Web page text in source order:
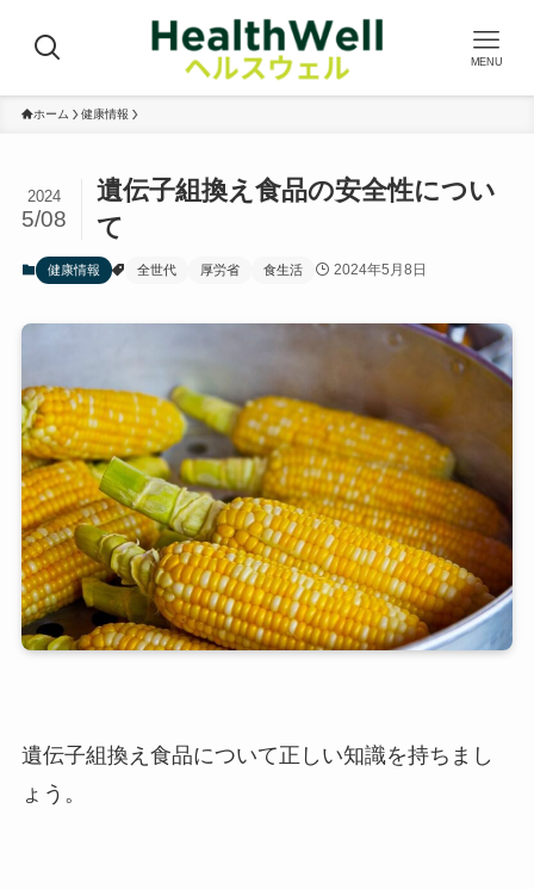
MENU
ホーム 健康情報
遺伝子組換え食品の安全性につい
て
2024
5/08
健康情報 全世代 厚労省 食生活 2024年5月8日
遺伝子組換え食品について正しい知識を持ちまし
ょう。